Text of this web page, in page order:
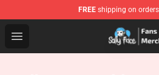
FREE shipping on
Open menu
Sally Face Store - Official